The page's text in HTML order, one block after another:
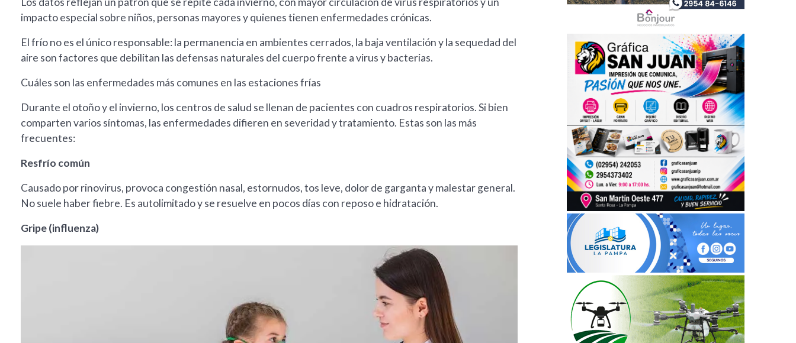
impacto especial sobre niños, personas mayores y quienes tienen enfermedades crónicas.
El frío no es el único responsable: la permanencia en ambientes cerrados, la baja ventilación y la sequedad del
aire son factores que debilitan las defensas naturales del cuerpo frente a virus y bacterias.
Cuáles son las enfermedades más comunes en las estaciones frías
Durante el otoño y el invierno, los centros de salud se llenan de pacientes con cuadros respiratorios. Si bien
comparten varios síntomas, las enfermedades difieren en severidad y tratamiento. Estas son las más
frecuentes:
Resfrío común
Causado por rinovirus, provoca congestión nasal, estornudos, tos leve, dolor de garganta y malestar general.
No suele haber fiebre. Es autolimitado y se resuelve en pocos días con reposo e hidratación.
Gripe (influenza)